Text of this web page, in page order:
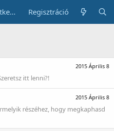
Bejelentkezés Regisztráció
2015 Április 8
itt lenni?!
2015 Április 8
részéhez, hogy megkaphasd